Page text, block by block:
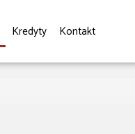
Kredyty Kontakt